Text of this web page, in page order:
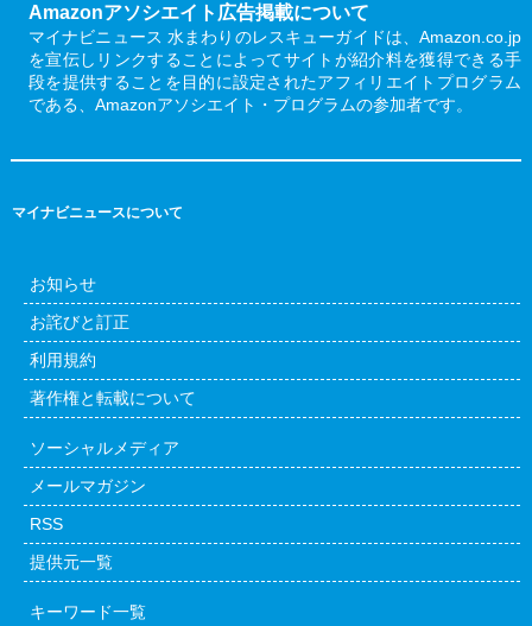
Amazonアソシエイト広告掲載について
マイナビニュース 水まわりのレスキューガイドは、Amazon.co.jp
を宣伝しリンクすることによってサイトが紹介料を獲得できる手
段を提供することを目的に設定されたアフィリエイトプログラム
である、Amazonアソシエイト・プログラムの参加者です。
マイナビニュースについて
お知らせ
お詫びと訂正
利用規約
著作権と転載について
ソーシャルメディア
メールマガジン
RSS
提供元一覧
キーワード一覧